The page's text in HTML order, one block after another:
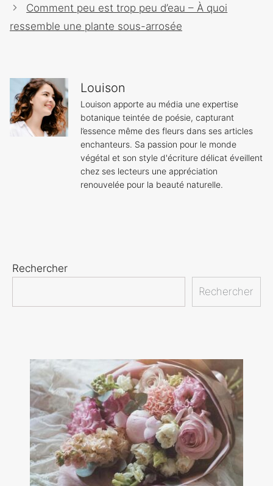
Comment peu est trop peu d’eau – À quoi
ressemble une plante sous-arrosée
Louison
Louison apporte au média une expertise
botanique teintée de poésie, capturant
l’essence même des fleurs dans ses articles
enchanteurs. Sa passion pour le monde
végétal et son style d'écriture délicat éveillent
chez ses lecteurs une appréciation
renouvelée pour la beauté naturelle.
Rechercher
Rechercher